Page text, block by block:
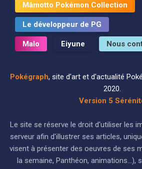
Mâmotto Pokémon Collection
Le développeur de PG
Malo Eiyune Nous
Pokégraph, site d'art et d'actualité
2020.
Version 5
Le site se réserve le droit d'utiliser les
serveur afin d'illustrer ses articles,
visent à présenter des oeuvres de ses
la semaine, Panthéon, animations...),